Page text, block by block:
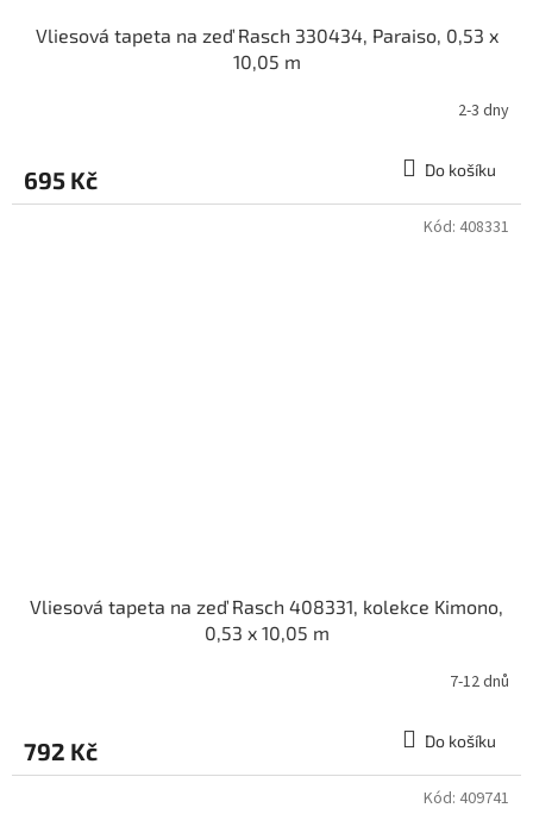
Vliesová tapeta na zeď Rasch 330434, Paraiso, 0,53 x
10,05 m
2-3 dny
695 Kč Do košíku
Vliesová tapeta na zeď Rasch 408331, kolekce Kimono,
0,53 x 10,05 m
7-12 dnů
792 Kč Do košíku
Kód: 408331
Kód: 409741